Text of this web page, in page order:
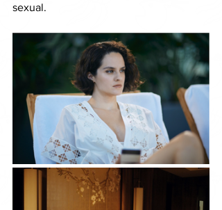
sexual.